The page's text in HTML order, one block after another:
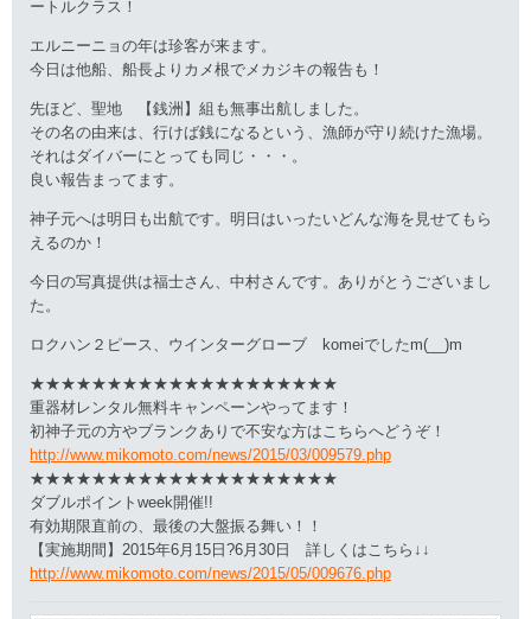
ートルクラス！
エルニーニョの年は珍客が来ます。
今日は他船、船長よりカメ根でメカジキの報告も！
先ほど、聖地 【銭洲】組も無事出航しました。
その名の由来は、行けば銭になるという、漁師が守り続けた漁場。
それはダイバーにとっても同じ・・・。
良い報告まってます。
神子元へは明日も出航です。明日はいったいどんな海を見せてもら
えるのか！
今日の写真提供は福士さん、中村さんです。ありがとうございまし
た。
ロクハン２ピース、ウインターグローブ komeiでしたm(__)m
★★★★★★★★★★★★★★★★★★★★
重器材レンタル無料キャンペーンやってます！
初神子元の方やブランクありで不安な方はこちらへどうぞ！
http://www.mikomoto.com/news/2015/03/009579.php
★★★★★★★★★★★★★★★★★★★★
ダブルポイントweek開催!!
有効期限直前の、最後の大盤振る舞い！！
【実施期間】2015年6月15日?6月30日 詳しくはこちら↓↓
http://www.mikomoto.com/news/2015/05/009676.php